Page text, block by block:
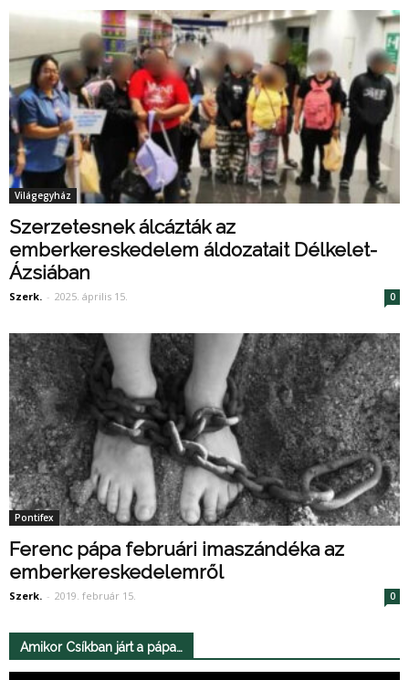
Világegyház
Szerzetesnek álcázták az
emberkereskedelem áldozatait Délkelet-
Ázsiában
Szerk. - 2025. április 15. 0
Pontifex
Ferenc pápa februári imaszándéka az
emberkereskedelemről
Szerk. - 2019. február 15. 0
Amikor Csíkban járt a pápa…